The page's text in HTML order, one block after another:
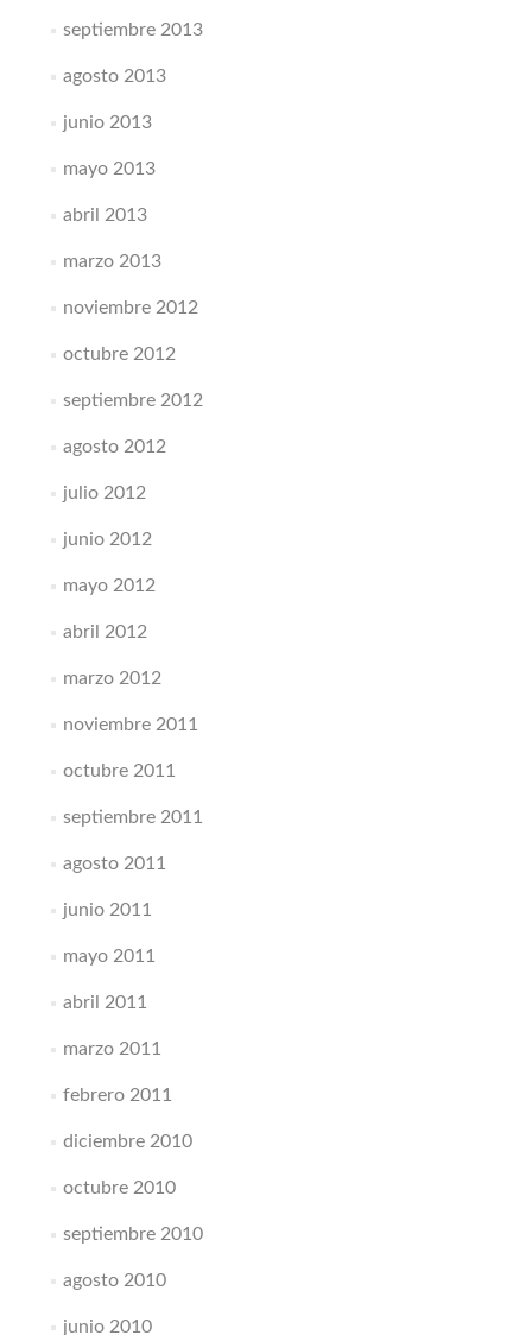
septiembre 2013
agosto 2013
junio 2013
mayo 2013
abril 2013
marzo 2013
noviembre 2012
octubre 2012
septiembre 2012
agosto 2012
julio 2012
junio 2012
mayo 2012
abril 2012
marzo 2012
noviembre 2011
octubre 2011
septiembre 2011
agosto 2011
junio 2011
mayo 2011
abril 2011
marzo 2011
febrero 2011
diciembre 2010
octubre 2010
septiembre 2010
agosto 2010
junio 2010